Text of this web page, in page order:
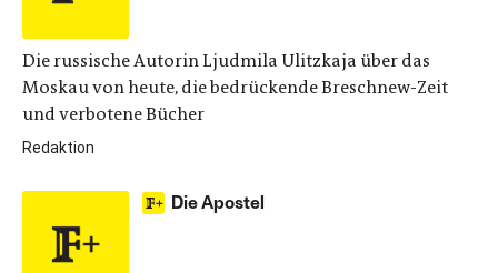
Die russische Autorin Ljudmila Ulitzkaja über das
Moskau von heute, die bedrückende Breschnew-Zeit
und verbotene Bücher
Redaktion
Die Apostel